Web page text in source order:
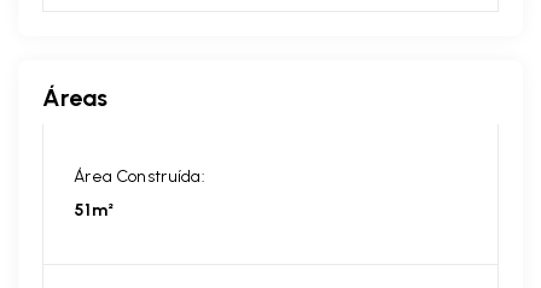
Áreas
Área Construída:
51m²